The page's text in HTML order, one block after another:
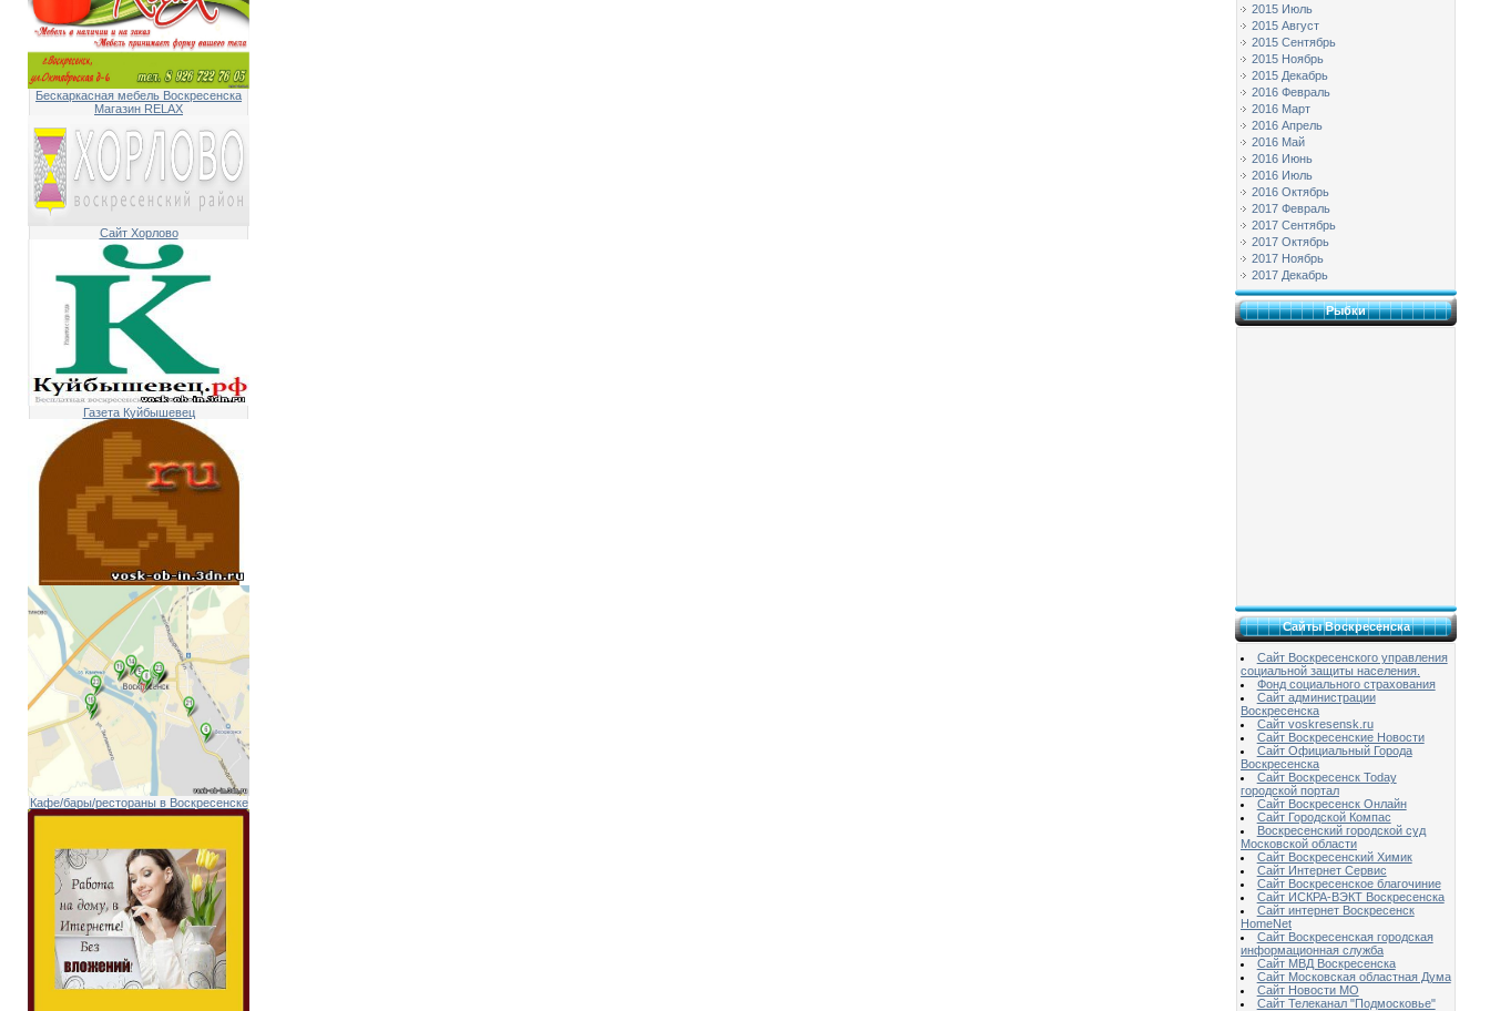
Бескаркасная мебель Воскресенска
Магазин RELAX
Сайт Хорлово
Газета Куйбышевец
Кафе/бары/рестораны в Воскресенске
2015 Июль
2015 Август
2015 Сентябрь
2015 Ноябрь
2015 Декабрь
2016 Февраль
2016 Март
2016 Апрель
2016 Май
2016 Июнь
2016 Июль
2016 Октябрь
2017 Февраль
2017 Сентябрь
2017 Октябрь
2017 Ноябрь
2017 Декабрь
Рыбки
Сайты Воскресенска
Сайт Воскресенского управления
социальной защиты населения.
Фонд социального страхования
Сайт администрации
Воскресенска
Сайт voskresensk.ru
Сайт Воскресенские Новости
Сайт Официальный Города
Воскресенска
Сайт Воскресенск Today
городской портал
Сайт Воскресенск Онлайн
Сайт Городской Компас
Воскресенский городской суд
Московской области
Сайт Воскресенский Химик
Сайт Интернет Сервис
Сайт Воскресенское благочиние
Сайт ИСКРА-ВЭКТ Воскресенска
Сайт интернет Воскресенск
HomeNet
Сайт Воскресенская городская
информационная служба
Сайт МВД Воскресенска
Сайт Московская областная Дума
Сайт Новости МО
Сайт Телеканал "Подмосковье"